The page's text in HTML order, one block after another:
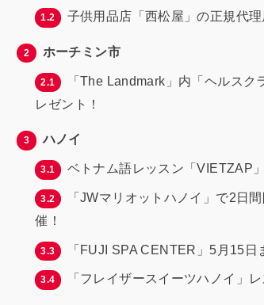
1.2 子供用品店「西松屋」の正規代
2 ホーチミン市
2.1
「The Landmark」内「ヘルスク
レゼント！
3 ハノイ
3.1 ベトナム語レッスン「VIETZAP
3.2
「JWマリオットハノイ」で2日
催！
3.3 「FUJI SPA CENTER」5月15日
3.4 「フレイザースイーツハノイ」